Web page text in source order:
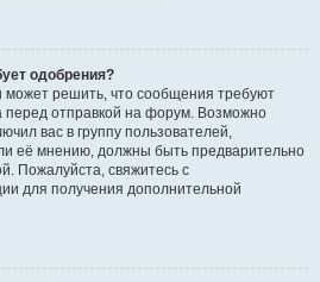
одобрения?
решить, что сообщения требуют
перед отправкой на форум. Возможно
вас в группу пользователей,
её мнению, должны быть предварительно
Пожалуйста, свяжитесь с
для получения дополнительной